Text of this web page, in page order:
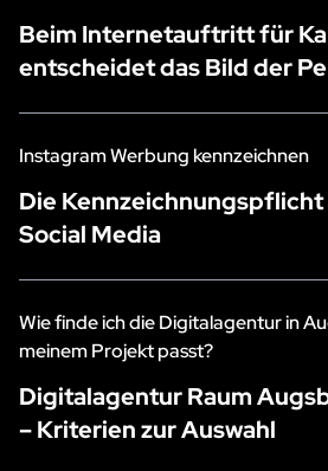
Beim Internetauftritt für
entscheidet das Bild der
Instagram Werbung kennzeichnen
Die
Social Media
Wie finde ich die Digitalagentur in
meinem Projekt passt?
Digitalagentur Raum
– Kriterien zur Auswahl